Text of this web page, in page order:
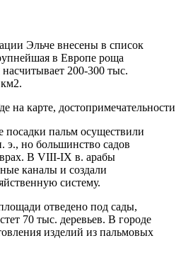
Эльче внесены в список
в Европе роща
200-300 тыс.
посадки пальм осуществили
но большинство садов
В VIII-IX в. арабы
каналы и создали
систему.
отведено под сады,
70 тыс. деревьев. В городе
изделий из пальмовых